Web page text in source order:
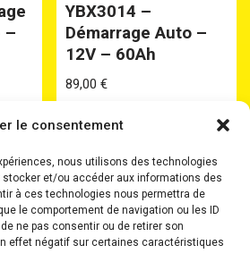
le consentement
nous utilisons des technologies
et/ou accéder aux informations des
à ces technologies nous permettra de
le comportement de navigation ou les ID
ne pas consentir ou de retirer son
effet négatif sur certaines caractéristiques
–
YBX3014 –
Démarrage Auto –
12V – 60Ah
89,00€
Batteries Plomb Etanche